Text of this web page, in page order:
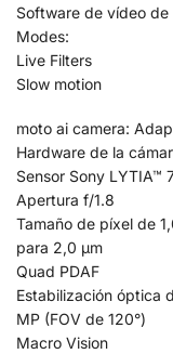
Software de vídeo
Modes:
Live Filters
Slow motion
moto ai camera:
Hardware de la
Sensor Sony LYTIA™
Apertura f/1.8
Tamaño de píxel de
para 2,0 µm
Quad PDAF
Estabilización óptica
MP (FOV de 120°)
Macro Vision